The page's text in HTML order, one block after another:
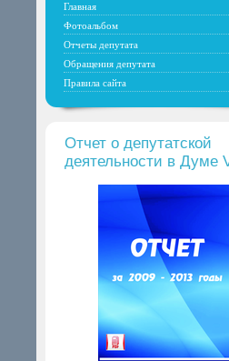
Главная
Фотоальбом
Отчеты депутата
Обращения депутата
Правила сайта
Отчет о депутатской
деятельности в Думе